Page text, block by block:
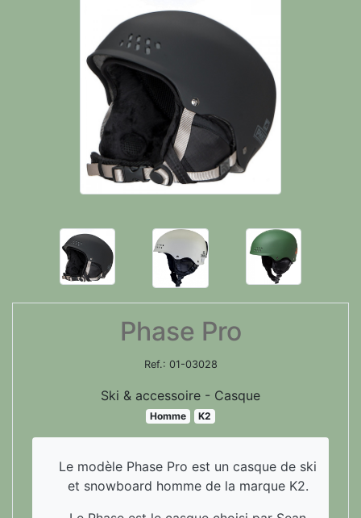
Phase Pro
Ref.: 01-03028
Ski & accessoire - Casque
Homme K2
Le modèle Phase Pro est un casque de ski
et snowboard homme de la marque K2.